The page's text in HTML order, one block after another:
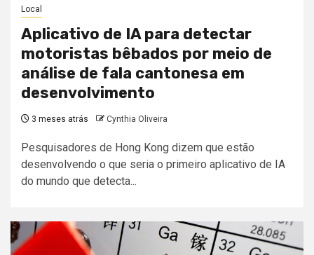
Local
Aplicativo de IA para detectar
motoristas bêbados por meio de
análise de fala cantonesa em
desenvolvimento
3 meses atrás Cynthia Oliveira
Pesquisadores de Hong Kong dizem que estão
desenvolvendo o que seria o primeiro aplicativo de IA
do mundo que detecta...